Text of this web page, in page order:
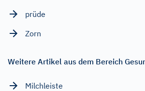
prüde
Zorn
Weitere Artikel aus dem Bereich
Milchleiste